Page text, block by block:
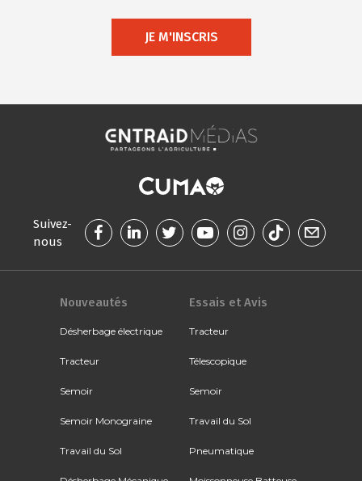
JE M'INSCRIS
Suivez-
nous
Nouveautés
Désherbage électrique
Tracteur
Semoir
Semoir Monograine
Travail du Sol
Essais et Avis
Tracteur
Télescopique
Semoir
Travail du Sol
Pneumatique